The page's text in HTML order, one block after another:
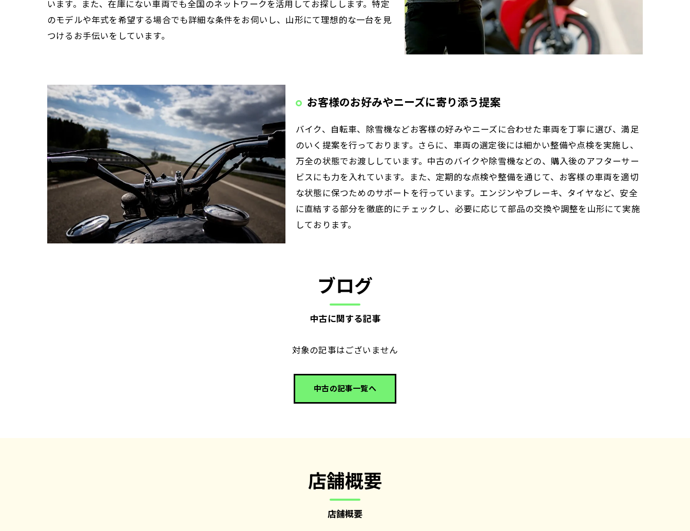
います。また、在庫にない車両でも全国のネットワークを活用してお探しします。特定
のモデルや年式を希望する場合でも詳細な条件をお伺いし、山形にて理想的な一台を見
つけるお手伝いをしています。
お客様のお好みやニーズに寄り添う提案
バイク、自転車、除雪機などお客様の好みやニーズに合わせた車両を丁寧に選び、満足
のいく提案を行っております。さらに、車両の選定後には細かい整備や点検を実施し、
万全の状態でお渡ししています。中古のバイクや除雪機などの、購入後のアフターサー
ビスにも力を入れています。また、定期的な点検や整備を通じて、お客様の車両を適切
な状態に保つためのサポートを行っています。エンジンやブレーキ、タイヤなど、安全
に直結する部分を徹底的にチェックし、必要に応じて部品の交換や調整を山形にて実施
しております。
ブログ
中古に関する記事
対象の記事はございません
中古の記事一覧へ
店舗概要
店舗概要